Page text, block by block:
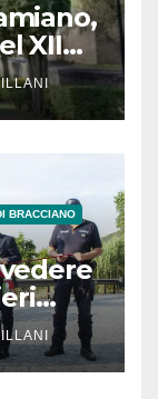
XII
BRACCIANO